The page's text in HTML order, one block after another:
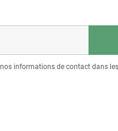
informations de contact dans